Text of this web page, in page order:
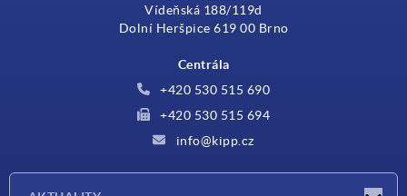
Vídeňská 188/119d
Dolní Heršpice 619 00 Brno
Centrála
+420 530 515 690
+420 530 515 694
info@kipp.cz